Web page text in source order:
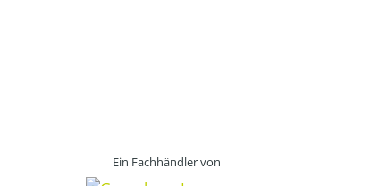
Ein Fachhändler von